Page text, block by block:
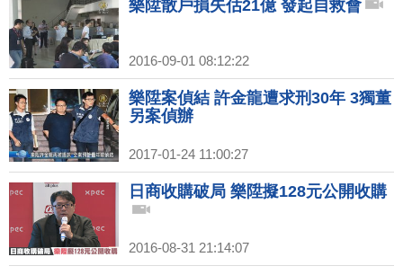
樂陞散戶損失估21億 發起自救會
2016-09-01 08:12:22
樂陞案偵結 許金龍遭求刑30年 3獨董
另案偵辦
2017-01-24 11:00:27
日商收購破局 樂陞擬128元公開收購
2016-08-31 21:14:07